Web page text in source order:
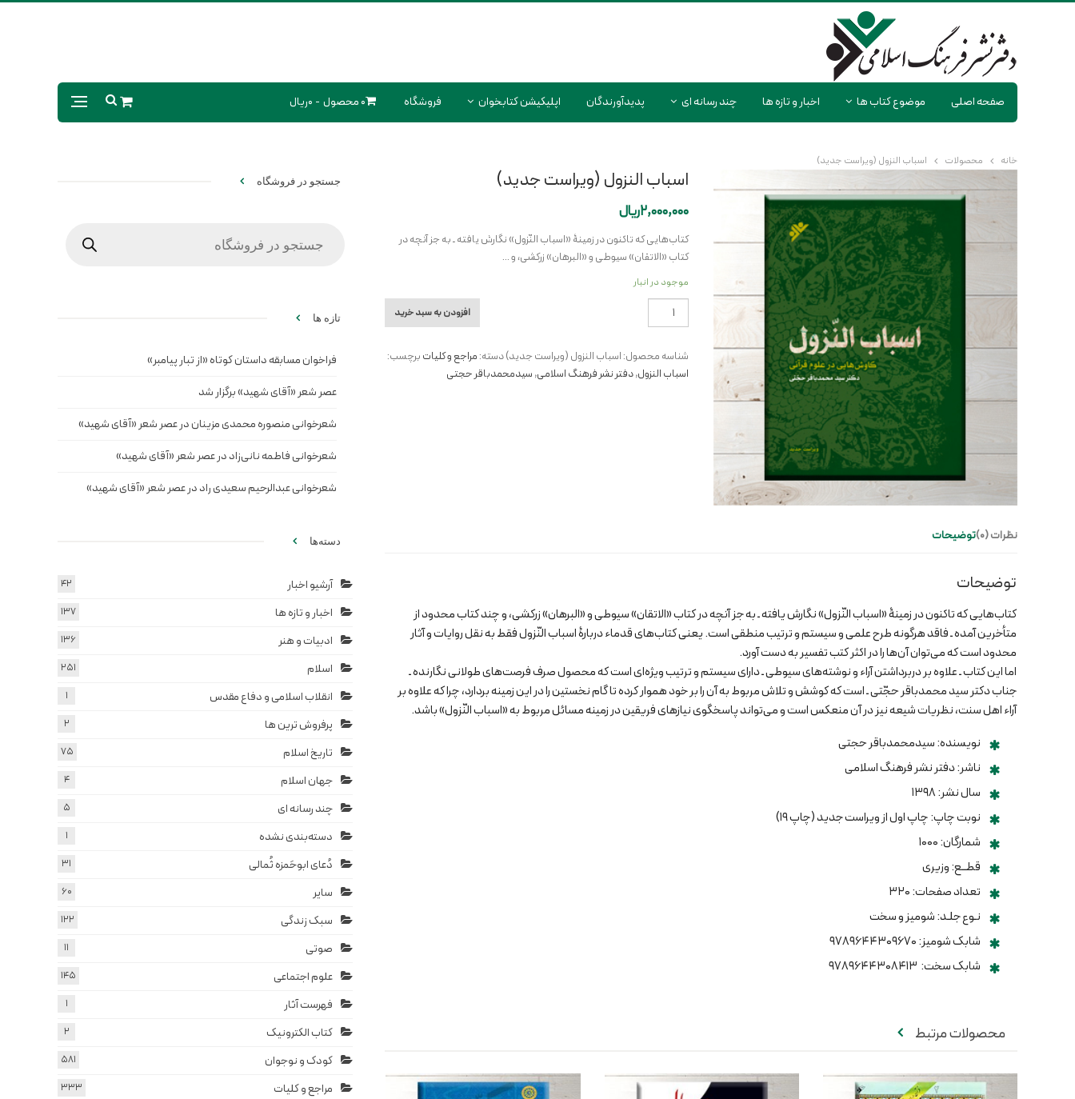
صفحه اصلی موضوع کتاب ها اخبار و تازه ها چند رسانه ای پدیدآورندگان اپلیکیشن کتابخوان فروشگاه 0 محصول 0ریال
خانه محصولات اسباب النزول (ویراست جدید)
اسباب النزول (ویراست جدید)
2,000,000ریال
کتاب‌هایی که تاکنون در زمینۀ «اسباب النّزول» نگارش یافته ـ به جز آنچه در
کتاب «الاتقان» سیوطی و «البرهان» زرکشی، و …
موجود در انبار
اسباب
النزول
جدید)
عدد
افزودن به سبد خرید
شناسه محصول: اسباب النزول (ویراست جدید)دسته: مراجع و کلیات برچسب:
اسباب النزول,دفتر نشر فرهنگ اسلامی, سیدمحمدباقر حجتی
توضیحات نظرات (0)
توضیحات
کتاب‌هایی که تاکنون در زمینۀ «اسباب النّزول» نگارش یافته ـ به جز آنچه در کتاب «الاتقان» سیوطی و «البرهان» زرکشی، و چند کتاب محدود از
متأخرین آمده ـ فاقد هرگونه طرح علمی و سیستم و ترتیب منطقی است. یعنی کتاب‌های قدماء دربارۀ اسباب النّزول فقط به نقل روایات و آثار
محدود است که می‌توان آن‌ها را در اکثر کتب تفسیر به دست آورد.
اما این کتاب ـ علاوه بر دربرداشتن آراء و نوشته‌های سیوطی ـ دارای سیستم و ترتیب ویژه‌ای است که محصول صرف فرصت‌های طولانی نگارنده ـ
جناب دکتر سید محمدباقر حجّتی ـ است که کوشش و تلاش مربوط به آن را بر خود هموار کرده تا گام نخستین را در این زمینه بردارد، چرا که علاوه بر
آراء اهل سنت، نظریات شیعه نیز در آن منعکس است و می‌تواند پاسخگوی نیازهای فریقین در زمینه مسائل مربوط به «اسباب النّزول» باشد.
نویسنده: سیدمحمدباقر حجتی
ناشر: دفتر نشر فرهنگ اسلامی
سال نشر: ۱۳۹۸
نوبت چاپ: چاپ اول از ویراست جدید (چاپ ۱۹)
شمارگان: ۱۰۰۰
قطــع: وزیری
تعداد صفحات: ۳۲۰
نـوع جلـد: شومیز و سخت
شابک شومیز: ۹۷۸۹۶۴۴۳۰۹۶۷۰
شابک سخت: ۹۷۸۹۶۴۴۳۰۸۴۱۳
محصولات مرتبط
جستجو در فروشگاه
تازه ها
فراخوان مسابقه داستان کوتاه «از تبار پیامبر»
عصر شعر «آقای شهید» برگزار شد
شعرخوانی منصوره محمدی مزینان در عصر شعر «آقای شهید»
شعرخوانی فاطمه نانی‌زاد در عصر شعر «آقای شهید»
شعرخوانی عبدالرحیم سعیدی راد در عصر شعر «آقای شهید»
دسته‌ها
آرشیو اخبار 42
اخبار و تازه ها 137
ادبیات و هنر 136
اسلام 251
انقلاب اسلامی و دفاع مقدس 1
پرفروش ترین ها 2
تاریخ اسلام 75
جهان اسلام 4
چند رسانه ای 5
دسته‌بندی نشده 1
دُعای ابوحَمزه ثُمالی 31
سایر 60
سبک زندگی 122
صوتی 11
علوم اجتماعی 145
فهرست آثار 1
کتاب الکترونیک 2
کودک و نوجوان 581
مراجع و کلیات 333